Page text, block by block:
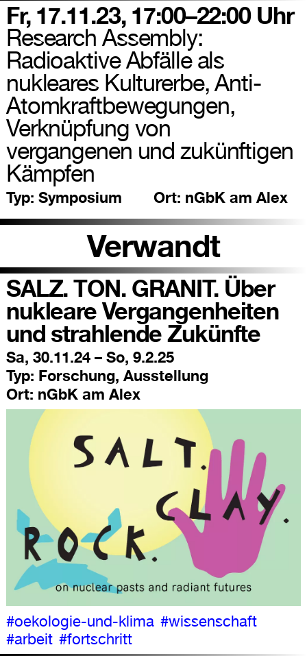
Fr, 17.11.23, 17:00–22:00 Uhr
Research Assembly:
Radioaktive Abfälle als
nukleares Kulturerbe, Anti-
Atomkraftbewegungen,
Verknüpfung von
vergangenen und zukünftigen
Kämpfen
Typ: Symposium Ort: nGbK am Alex
Verwandt
SALZ. TON. GRANIT. Über
nukleare Vergangenheiten
und strahlende Zukünfte
Sa, 30.11.24 – So, 9.2.25
Typ: Forschung, Ausstellung
Ort: nGbK am Alex
#oekologie-und-klima #wissenschaft
#arbeit #fortschritt